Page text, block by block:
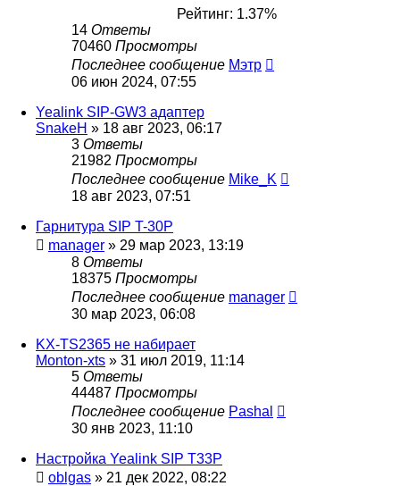
Рейтинг: 1.37%
14 Ответы
70460 Просмотры
Последнее сообщение Мэтр
06 июн 2024, 07:55
Yealink SIP-GW3 адаптер
SnakeH » 18 авг 2023, 06:17
3 Ответы
21982 Просмотры
Последнее сообщение Mike_K
18 авг 2023, 07:51
Гарнитура SIP T-30P
manager » 29 мар 2023, 13:19
8 Ответы
18375 Просмотры
Последнее сообщение manager
30 мар 2023, 06:08
KX-TS2365 не набирает
Monton-xts » 31 июл 2019, 11:14
5 Ответы
44487 Просмотры
Последнее сообщение Pashal
30 янв 2023, 11:10
Настройка Yealink SIP T33P
oblgas » 21 дек 2022, 08:22